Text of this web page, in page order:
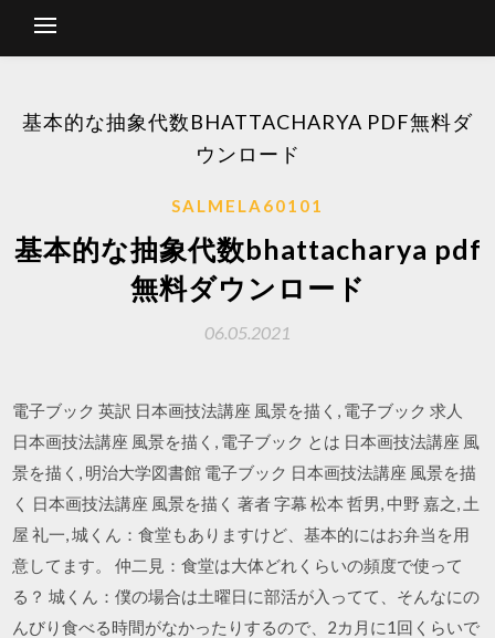
基本的な抽象代数BHATTACHARYA PDF無料ダ
ウンロード
SALMELA60101
基本的な抽象代数bhattacharya pdf
無料ダウンロード
06.05.2021
電子ブック 英訳 日本画技法講座 風景を描く, 電子ブック 求人
日本画技法講座 風景を描く, 電子ブック とは 日本画技法講座 風
景を描く, 明治大学図書館 電子ブック 日本画技法講座 風景を描
く 日本画技法講座 風景を描く 著者 字幕 松本 哲男, 中野 嘉之, 土
屋 礼一, 城くん：食堂もありますけど、基本的にはお弁当を用
意してます。 仲二見：食堂は大体どれくらいの頻度で使って
る？ 城くん：僕の場合は土曜日に部活が入ってて、そんなにの
んびり食べる時間がなかったりするので、2カ月に1回くらいで